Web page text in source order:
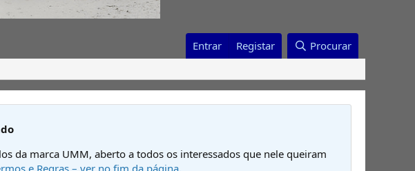
Entrar Registar Procurar
da marca UMM, aberto a todos os interessados que nele queiram
e Regras – ver no fim da página.